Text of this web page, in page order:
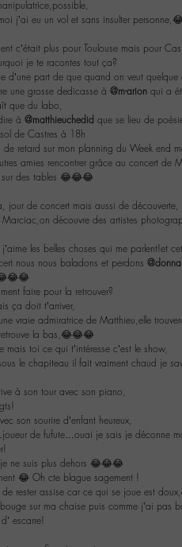
j’ai eu un vol et sans insulter
c’était plus pour Toulouse mais pour
je te racontes tout ça?
d’une part de que quand on veut
une grosse dedicasse à @m-arion qui a
que du labo,
à @matthieuchedid que se lieu de
de Castres à 18h
retard sur mon planning du Week end
amies rencontrer grâce au concert
des tables 😂😂😂
jour de concert mais aussi de découverte,
découvre des artistes
les belles choses qui me parlent!et
nous nous baladons et perdons @donnal
faire pour la retrouver?
ça doit t’arriver,
vraie admiratrice de Matthieu,elle
la bas,😂😂😂
mais toi ce qui t’intéresse c’est le show,
le chapiteau il fait vraiment chaud je
à son tour avec son piano,
son sourire d’enfant heureux,
de fufute…ouai je sais je déconne
ne suis plus dehors 😂😂😂
😂 Oh cte blague sagement !
de rester assise car ce qui se joue est
sur ma chaise puis comme j’ai pas
escarre!